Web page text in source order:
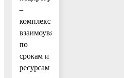
–
комплекс
взаимоувязанных
по
срокам и
ресурсам